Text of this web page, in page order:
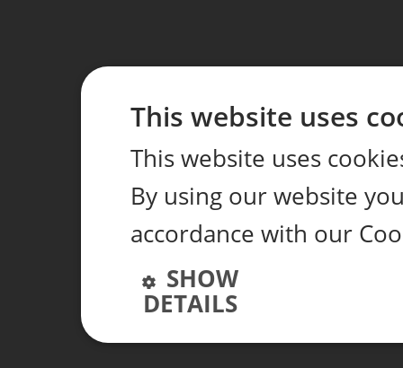
This website uses
This website uses
By using our website
accordance with our
SHOW
DETAILS